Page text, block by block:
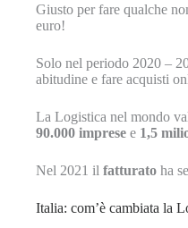
Giusto per fare qualche
euro!
Solo nel periodo 2020 –
abitudine e fare acquisti
La Logistica nel mondo
90.000 imprese e 1,5
Nel 2021 il fatturato ha
Italia: com’è cambiata la